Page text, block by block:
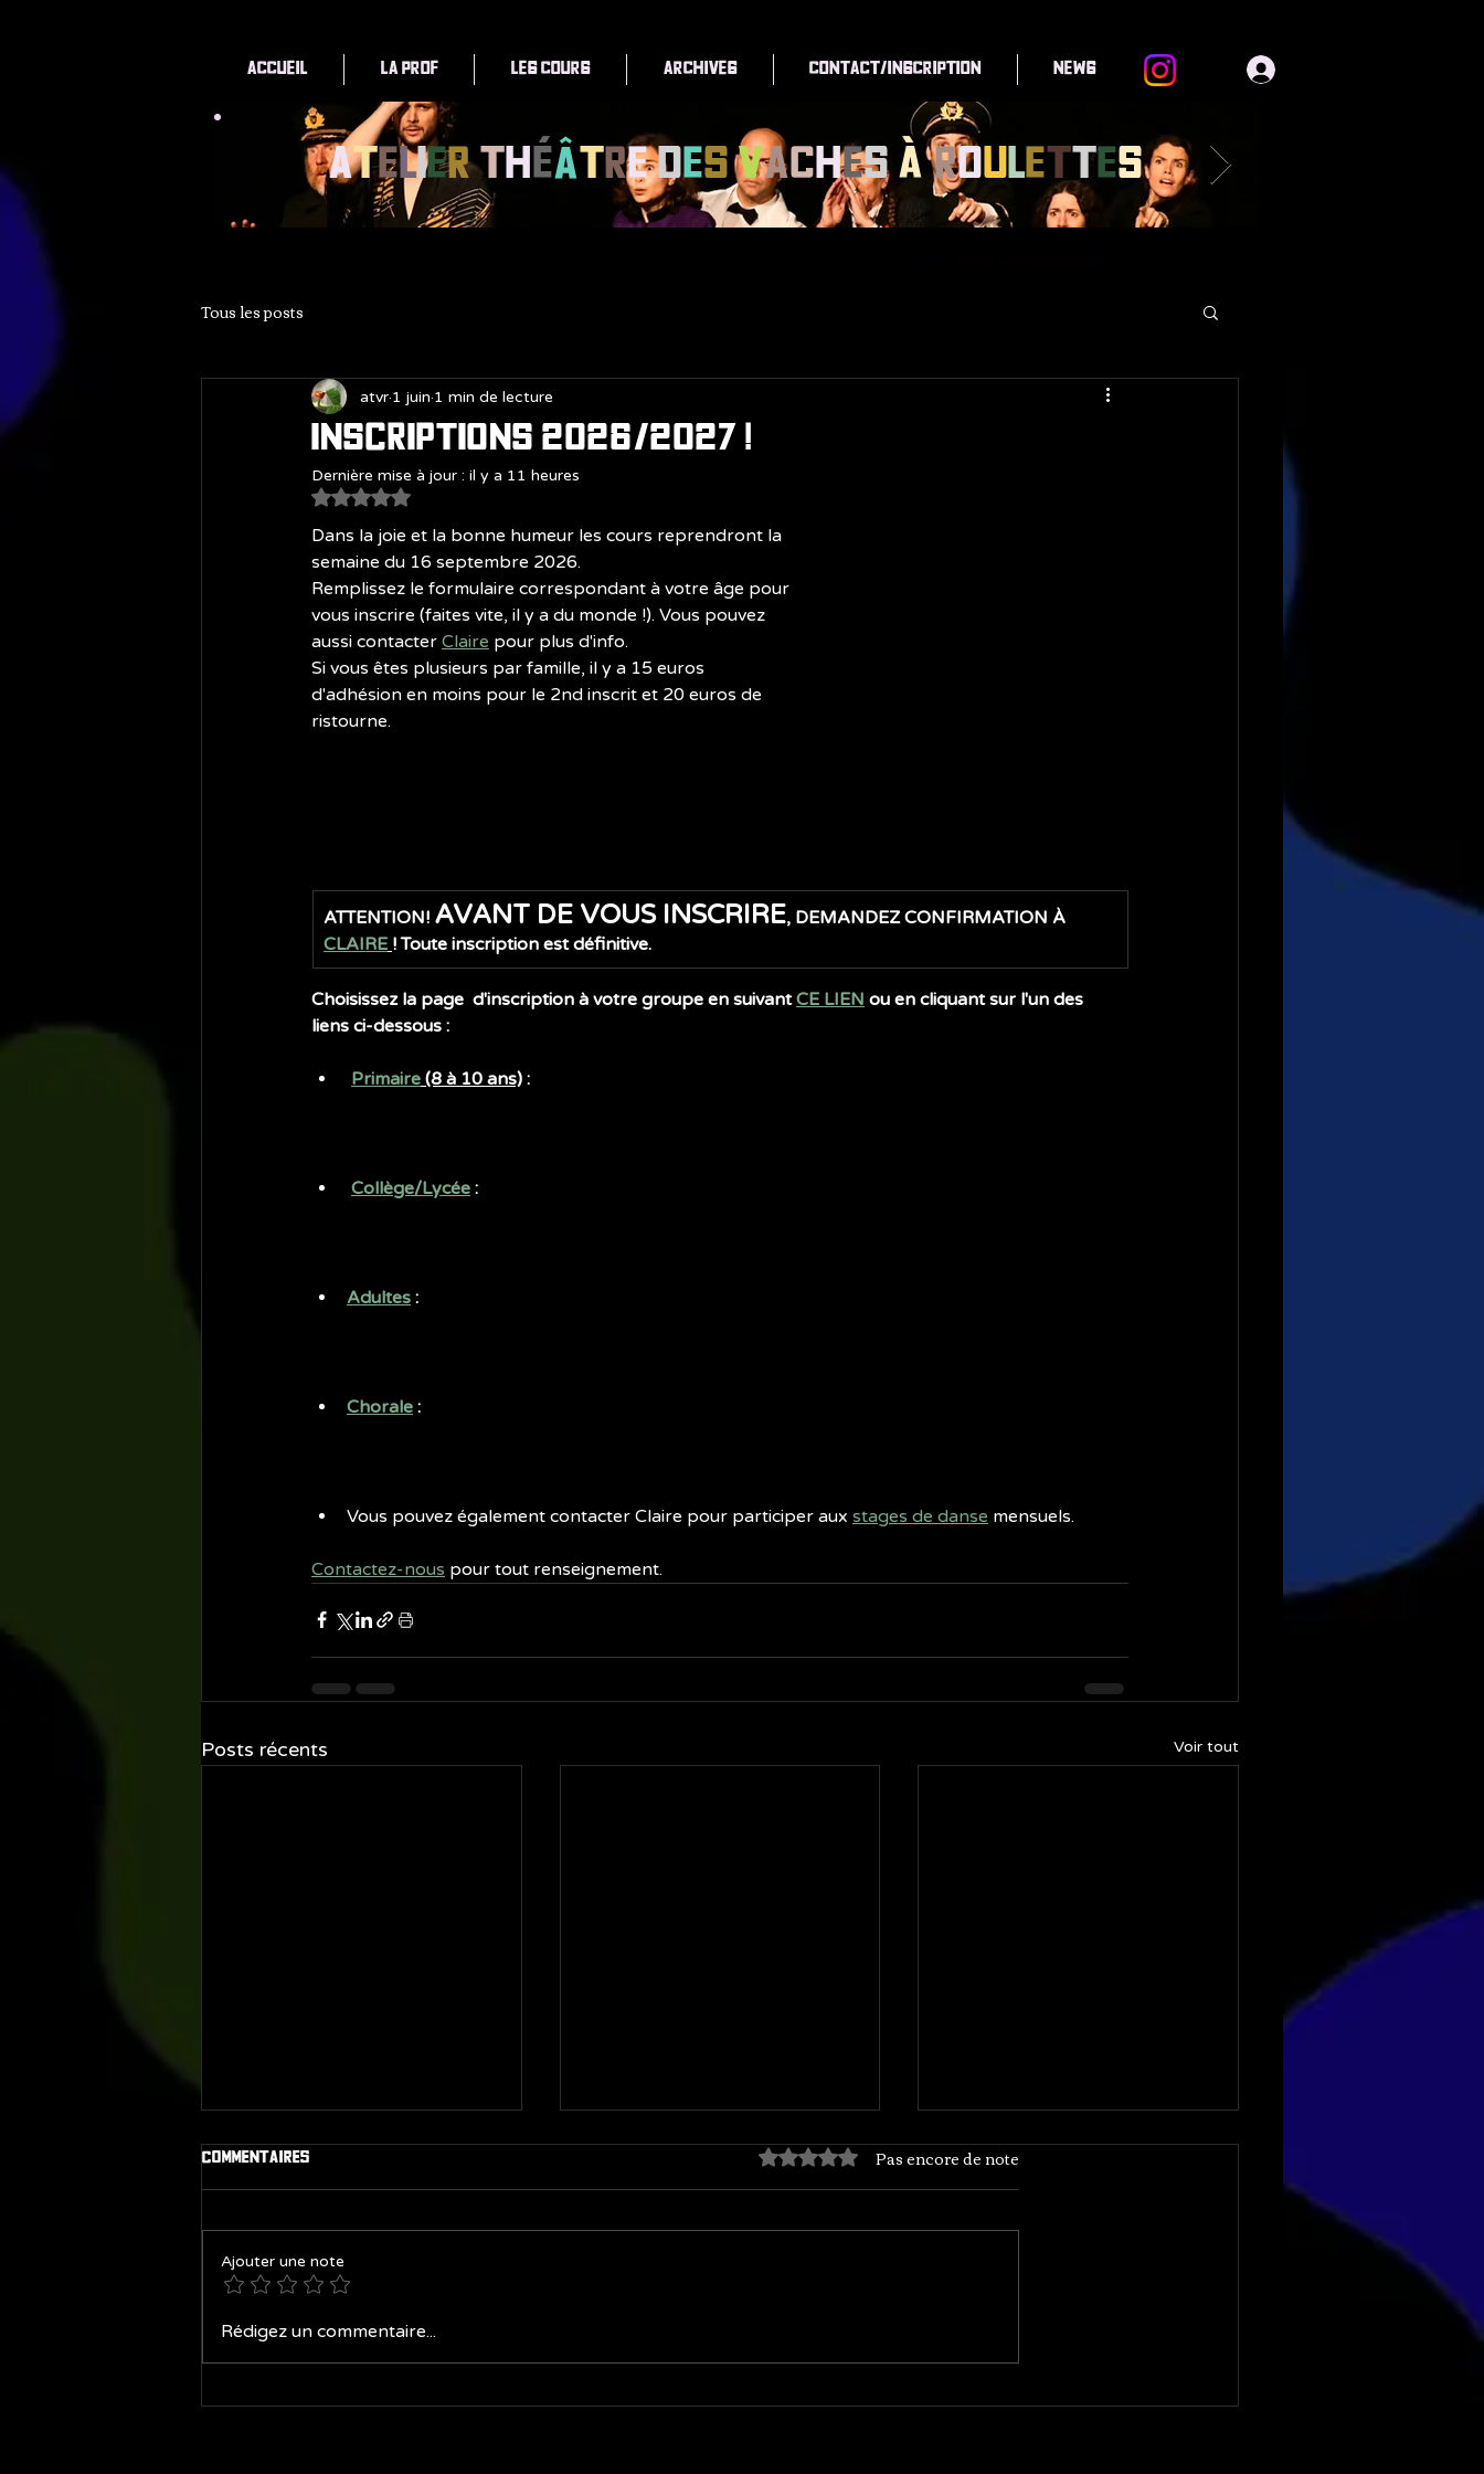
Accueil La Prof Les cours Archives Contact/Inscription News
AtelierThéâtredes VachesàRoulettes
Tous les posts
Inscriptions 2026/2027 !
atvr 1 juin 1 min de lecture
Dernière mise à jour : il y a 11 heures
Noté NaN étoiles sur 5.
Dans la joie et la bonne humeur les cours reprendront la
semaine du 16 septembre 2026.
Remplissez le formulaire correspondant à votre âge pour
vous inscrire (faites vite, il y a du monde !). Vous pouvez
aussi contacter Claire pour plus d'info.
Si vous êtes plusieurs par famille, il y a 15 euros
d'adhésion en moins pour le 2nd inscrit et 20 euros de
ristourne.
ATTENTION! AVANT DE VOUS INSCRIRE, DEMANDEZ CONFIRMATION À
CLAIRE ! Toute inscription est définitive.
Choisissez la page  d'inscription à votre groupe en suivant CE LIEN ou en cliquant sur l'un des
liens ci-dessous :
Primaire (8 à 10 ans) :
Collège/Lycée :
Adultes :
Chorale :
Vous pouvez également contacter Claire pour participer aux stages de danse mensuels.
Contactez-nous pour tout renseignement.
Posts récents Voir tout
Spectacles de fin d'année
Commentaires Noté 0 étoile sur 5.Pas encore de note
Ajouter une note
Rédigez un commentaire...